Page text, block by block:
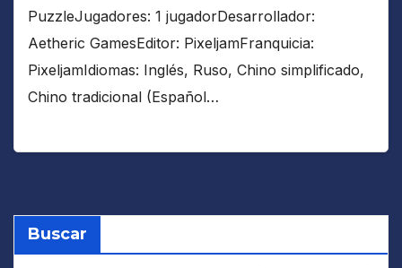
PuzzleJugadores: 1 jugadorDesarrollador:
Aetheric GamesEditor: PixeljamFranquicia:
PixeljamIdiomas: Inglés, Ruso, Chino simplificado,
Chino tradicional (Español…
Buscar